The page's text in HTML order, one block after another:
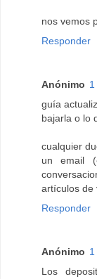
nos vemos
Responder
Anónimo
guía
bajarla o lo
cualquier
un email
artículos de
Responder
Anónimo
Los